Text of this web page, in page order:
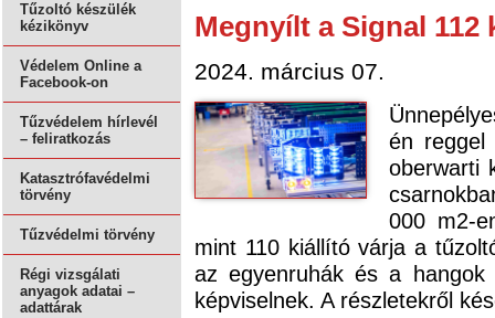
Tűzoltó készülék
kézikönyv
Védelem Online a
Facebook-on
Tűzvédelem hírlevél
– feliratkozás
Katasztrófavédelmi
törvény
Tűzvédelmi törvény
Régi vizsgálati
anyagok adatai –
adattárak
Megnyílt a Signal
2024. március 07.
én
oberwarti
000 m2-
mint 110 kiállító várja a
az egyenruhák és a
képviselnek. A részletekről